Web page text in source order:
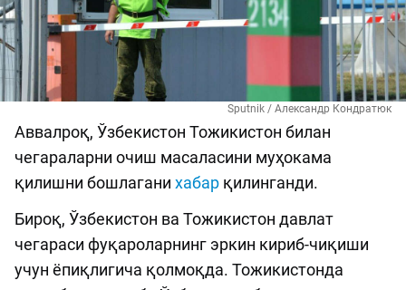
Sputnik / Александр Кондратюк
Аввалроқ, Ўзбекистон Тожикистон билан
чегараларни очиш масаласини муҳокама
қилишни бошлагани хабар қилинганди.
Бироқ, Ўзбекистон ва Тожикистон давлат
чегараси фуқароларнинг эркин кириб-чиқиши
учун ёпиқлигича қолмоқда. Тожикистонда